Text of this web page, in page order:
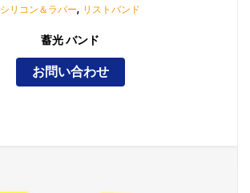
シリコン＆ラバー, リストバンド
蓄光 バンド
お問い合わせ